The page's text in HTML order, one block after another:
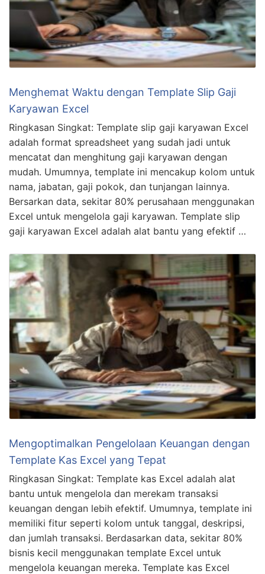
Menghemat Waktu dengan Template Slip Gaji
Karyawan Excel
Ringkasan Singkat: Template slip gaji karyawan Excel
adalah format spreadsheet yang sudah jadi untuk
mencatat dan menghitung gaji karyawan dengan
mudah. Umumnya, template ini mencakup kolom untuk
nama, jabatan, gaji pokok, dan tunjangan lainnya.
Bersarkan data, sekitar 80% perusahaan menggunakan
Excel untuk mengelola gaji karyawan. Template slip
gaji karyawan Excel adalah alat bantu yang efektif …
Mengoptimalkan Pengelolaan Keuangan dengan
Template Kas Excel yang Tepat
Ringkasan Singkat: Template kas Excel adalah alat
bantu untuk mengelola dan merekam transaksi
keuangan dengan lebih efektif. Umumnya, template ini
memiliki fitur seperti kolom untuk tanggal, deskripsi,
dan jumlah transaksi. Berdasarkan data, sekitar 80%
bisnis kecil menggunakan template Excel untuk
mengelola keuangan mereka. Template kas Excel